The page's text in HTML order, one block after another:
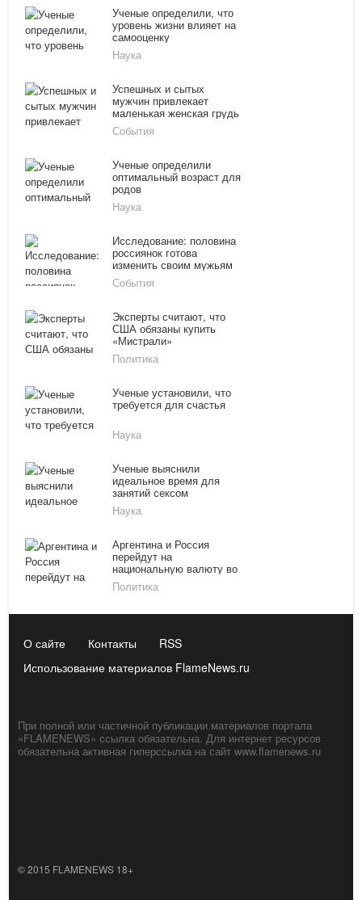
Ученые определили, что
уровень жизни влияет на
самооценку
Наука
Успешных и сытых
мужчин привлекает
маленькая женская грудь
События
Ученые определили
оптимальный возраст для
родов
Наука
Исследование: половина
россиянок готова
изменить своим мужьям
События
Эксперты считают, что
США обязаны купить
«Мистрали»
Политика
Ученые установили, что
требуется для счастья
Наука
Ученые выяснили
идеальное время для
занятий сексом
Наука
Аргентина и Россия
перейдут на
национальную валюту во
взаиморасчетах
Политика
О сайте Контакты
RSS
Использование материалов FlameNews.ru
При полной или частичной публикации материалов портала
«FLAMENEWS» ссылка обязательна. Для интернет ресурсов
обязательна активная гиперссылка на сайт www.flamenews.ru
© 2015 FLAMENEWS 18+